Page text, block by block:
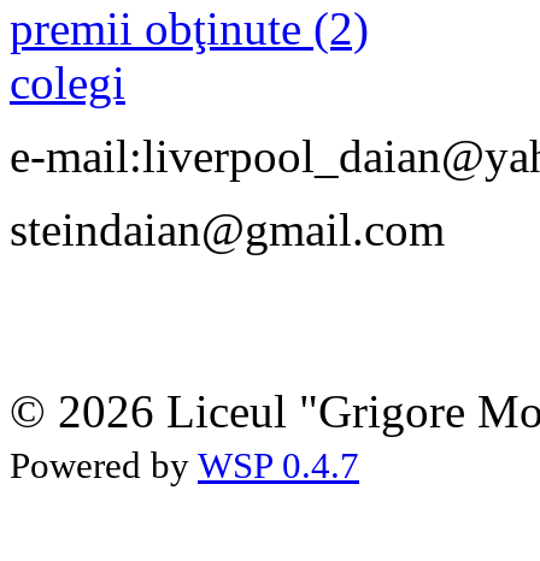
premii obţinute (2)
colegi
e-
steindaian@gmail.com
© 2026 Liceul "Grigore
Powered by WSP 0.4.7